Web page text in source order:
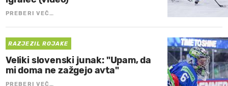
PREBERI VEČ…
RAZJEZIL ROJAKE
Veliki slovenski junak: "Upam, da
mi doma ne zažgejo avta"
PREBERI VEČ…